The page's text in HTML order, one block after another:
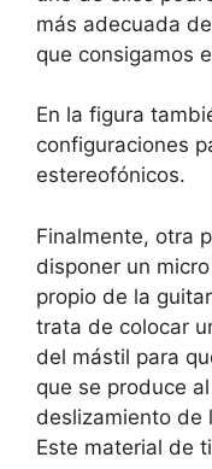
más adecuada
que consigamos
En la figura
configuraciones
estereofónicos.
Finalmente, otra
disponer un
propio de la
trata de colocar
del mástil para
que se produce
deslizamiento de
Este material de